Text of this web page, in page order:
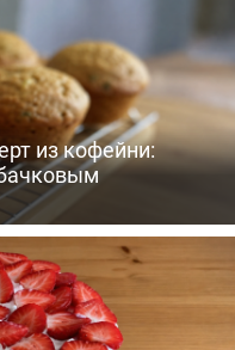
из кофейни: